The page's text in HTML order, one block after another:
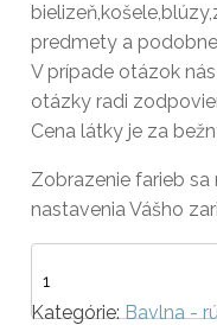
predmety a
V prípade otázok
otázky radi
Cena látky je za
Zobrazenie farieb
nastavenia Vášho
Bavlnená
látka
Kategórie:Bavlna -